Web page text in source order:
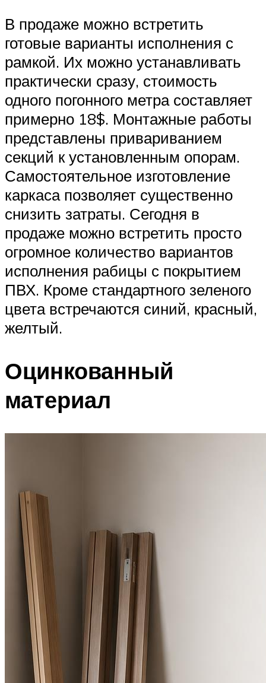
В продаже можно встретить
готовые варианты исполнения с
рамкой. Их можно устанавливать
практически сразу, стоимость
одного погонного метра составляет
примерно 18$. Монтажные работы
представлены привариванием
секций к установленным опорам.
Самостоятельное изготовление
каркаса позволяет существенно
снизить затраты. Сегодня в
продаже можно встретить просто
огромное количество вариантов
исполнения рабицы с покрытием
ПВХ. Кроме стандартного зеленого
цвета встречаются синий, красный,
желтый.
Оцинкованный
материал